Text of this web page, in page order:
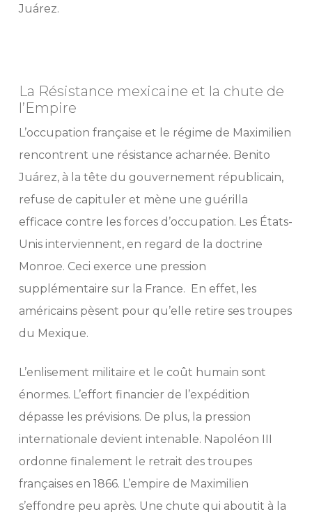
Juárez.
La Résistance mexicaine et la chute de
l’Empire
L’occupation française et le régime de Maximilien
rencontrent une résistance acharnée. Benito
Juárez, à la tête du gouvernement républicain,
refuse de capituler et mène une guérilla
efficace contre les forces d’occupation. Les États-
Unis interviennent, en regard de la doctrine
Monroe. Ceci exerce une pression
supplémentaire sur la France. En effet, les
américains pèsent pour qu’elle retire ses troupes
du Mexique.
L’enlisement militaire et le coût humain sont
énormes. L’effort financier de l’expédition
dépasse les prévisions. De plus, la pression
internationale devient intenable. Napoléon III
ordonne finalement le retrait des troupes
françaises en 1866. L’empire de Maximilien
s’effondre peu après. Une chute qui aboutit à la